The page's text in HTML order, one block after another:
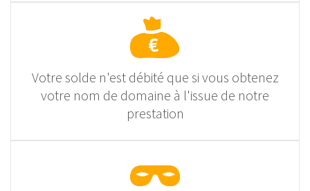
Votre solde n'est débité que si vous obtenez
votre nom de domaine à l'issue de notre
prestation